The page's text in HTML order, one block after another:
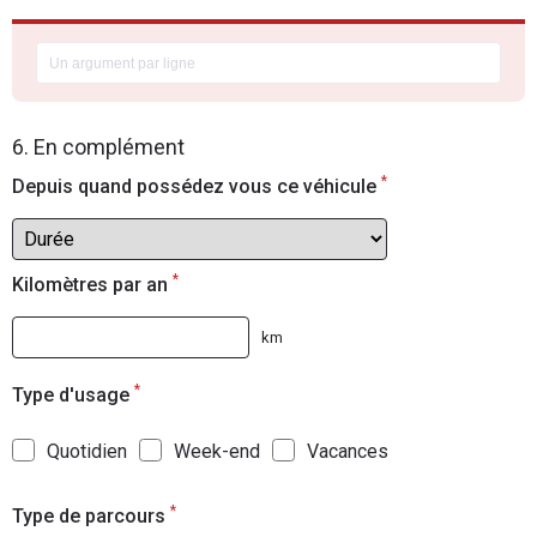
6. En complément
Depuis quand possédez vous ce véhicule *
Kilomètres par an *
km
Type d'usage *
Quotidien Week-end Vacances
Type de parcours *